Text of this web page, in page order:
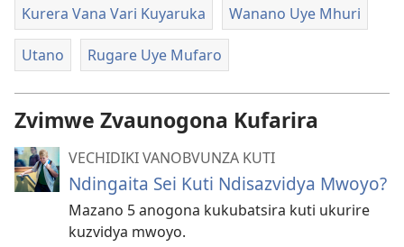
Kurera Vana Vari Kuyaruka Wanano Uye Mhuri
Utano Rugare Uye Mufaro
Zvimwe Zvaunogona Kufarira
VECHIDIKI VANOBVUNZA KUTI
Ndingaita Sei Kuti Ndisazvidya Mwoyo?
Mazano 5 anogona kukubatsira kuti ukurire
kuzvidya mwoyo.